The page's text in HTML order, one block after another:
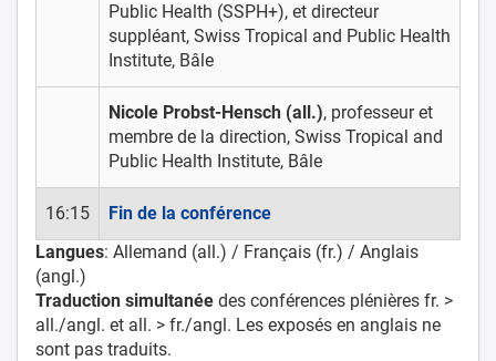
Public Health (SSPH+), et directeur
suppléant, Swiss Tropical and Public Health
Institute, Bâle
Nicole Probst-Hensch (all.), professeur et
membre de la direction, Swiss Tropical and
Public Health Institute, Bâle
16:15
Fin de la conférence
Langues: Allemand (all.) / Français (fr.) / Anglais
(angl.)
Traduction simultanée des conférences plénières fr. >
all./angl. et all. > fr./angl. Les exposés en anglais ne
sont pas traduits.